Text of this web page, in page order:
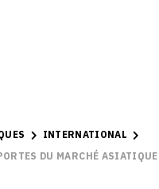
INTERNATIONAL
DU MARCHÉ